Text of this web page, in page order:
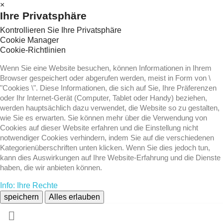
×
Ihre Privatsphäre
Kontrollieren Sie Ihre Privatsphäre
Cookie Manager
Cookie-Richtlinien
Wenn Sie eine Website besuchen, können Informationen in Ihrem
Browser gespeichert oder abgerufen werden, meist in Form von \
"Cookies \". Diese Informationen, die sich auf Sie, Ihre Präferenzen
oder Ihr Internet-Gerät (Computer, Tablet oder Handy) beziehen,
werden hauptsächlich dazu verwendet, die Website so zu gestalten,
wie Sie es erwarten. Sie können mehr über die Verwendung von
Cookies auf dieser Website erfahren und die Einstellung nicht
notwendiger Cookies verhindern, indem Sie auf die verschiedenen
Kategorienüberschriften unten klicken. Wenn Sie dies jedoch tun,
kann dies Auswirkungen auf Ihre Website-Erfahrung und die Dienste
haben, die wir anbieten können.
Info: Ihre Rechte
speichern
Alles erlauben
